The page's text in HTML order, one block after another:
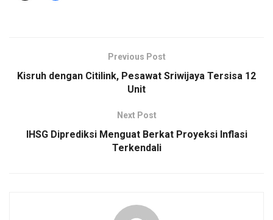
Previous Post
Kisruh dengan Citilink, Pesawat Sriwijaya Tersisa 12
Unit
Next Post
IHSG Diprediksi Menguat Berkat Proyeksi Inflasi
Terkendali